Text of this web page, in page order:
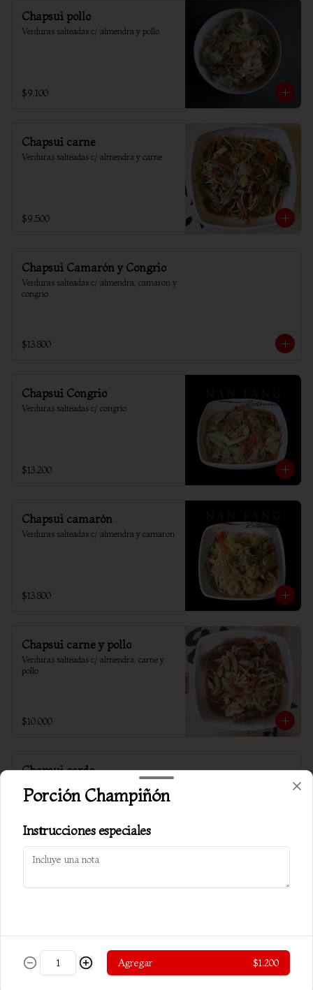
Chapsui pollo
Verduras salteadas c/ almendra y pollo
$9.100
Chapsui carne
Verduras salteadas c/ almendra y carne
$9.500
Chapsui Camarón y Congrio
Verduras salteadas c/ almendra, camaron y
congrio
$13.800
Chapsui Congrio
Verduras salteadas c/ congrio
$13.200
Chapsui camarón
Verduras salteadas c/ almendra y camaron
$13.800
Chapsui carne y pollo
Verduras salteadas c/ almendra, carne y
pollo
$10.000
Chapsui cerdo
Verduras salteadas c/ almendra y cerdo
$10.500
$10.800
Porción Champiñón
Instrucciones especiales
Agregar $1.200